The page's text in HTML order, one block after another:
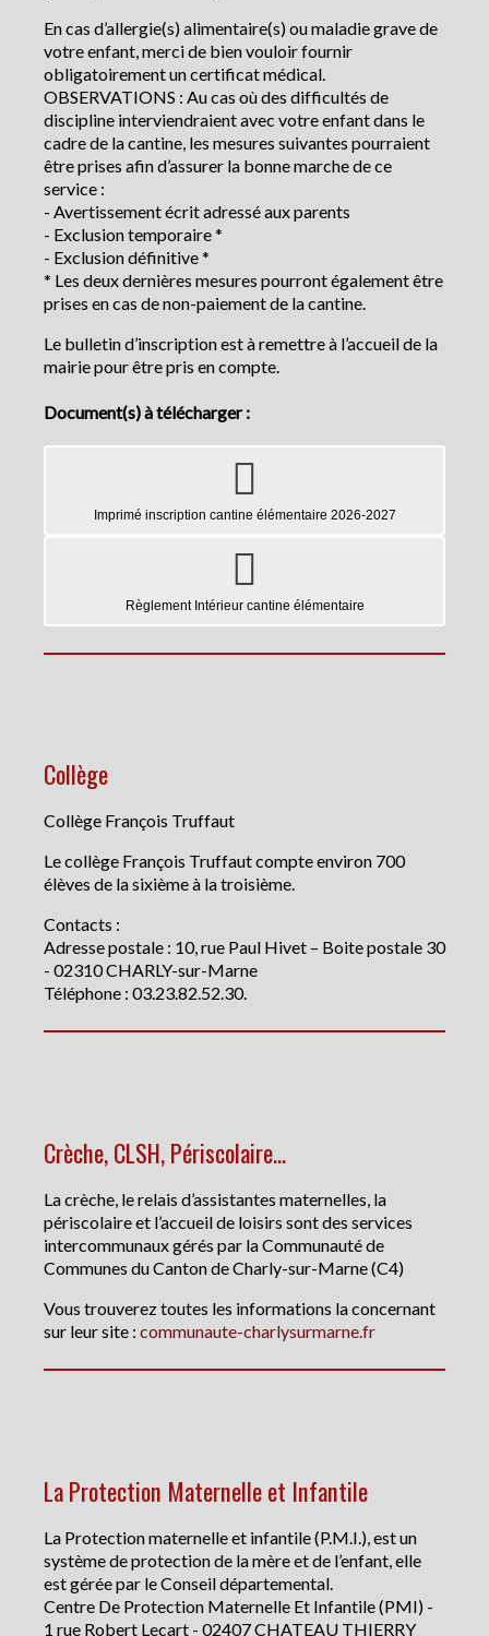
En cas d’allergie(s) alimentaire(s) ou maladie grave de
votre enfant, merci de bien vouloir fournir
obligatoirement un certificat médical.
OBSERVATIONS : Au cas où des difficultés de
discipline interviendraient avec votre enfant dans le
cadre de la cantine, les mesures suivantes pourraient
être prises afin d’assurer la bonne marche de ce
service :
- Avertissement écrit adressé aux parents
- Exclusion temporaire *
- Exclusion définitive *
* Les deux dernières mesures pourront également être
prises en cas de non-paiement de la cantine.
Le bulletin d’inscription est à remettre à l’accueil de la
mairie pour être pris en compte.
Document(s) à télécharger :
Imprimé inscription cantine élémentaire 2026-2027
Règlement Intérieur cantine élémentaire
Collège
Collège François Truffaut
Le collège François Truffaut compte environ 700
élèves de la sixième à la troisième.
Contacts :
Adresse postale : 10, rue Paul Hivet – Boite postale 30
- 02310 CHARLY-sur-Marne
Téléphone : 03.23.82.52.30.
Crèche, CLSH, Périscolaire...
La crèche, le relais d’assistantes maternelles, la
périscolaire et l’accueil de loisirs sont des services
intercommunaux gérés par la Communauté de
Communes du Canton de Charly-sur-Marne (C4)
Vous trouverez toutes les informations la concernant
sur leur site : communaute-charlysurmarne.fr
La Protection Maternelle et Infantile
La Protection maternelle et infantile (P.M.I.), est un
système de protection de la mère et de l’enfant, elle
est gérée par le Conseil départemental.
Centre De Protection Maternelle Et Infantile (PMI) -
1 rue Robert Lecart - 02407 CHATEAU THIERRY